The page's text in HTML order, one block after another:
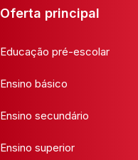
Oferta principal
Educação pré-escolar
Ensino básico
Ensino secundário
Ensino superior